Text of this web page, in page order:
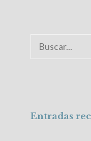
Buscar:
Entradas